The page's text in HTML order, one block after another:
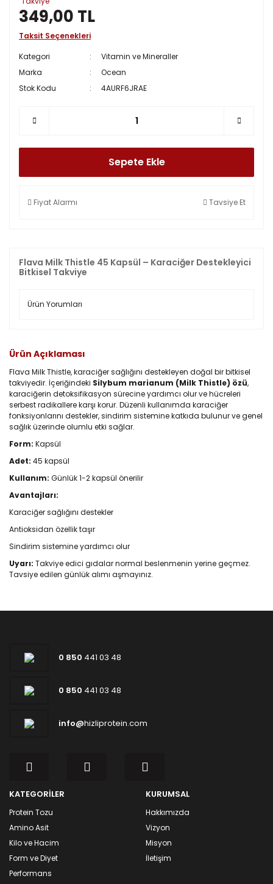
Flava Milk Thistle 45 Kapsül – Karaciğer Destekleyici
Bitkisel Takviye
Ürün Yorumları
349,00 TL
Taksit Seçenekleri
Kategori
Vitamin ve Mineraller
Marka
Ocean
Stok Kodu
4AURF6JRAE
Sepete Ekle
Fiyat Alarmı Tavsiye Et
Ürün Açıklaması
Flava Milk Thistle, karaciğer sağlığını destekleyen doğal bir bitkisel
takviyedir. İçeriğindeki Silybum marianum (Milk Thistle) özü,
karaciğerin detoksifikasyon sürecine yardımcı olur ve hücreleri
serbest radikallere karşı korur. Düzenli kullanımda karaciğer
fonksiyonlarını destekler, sindirim sistemine katkıda bulunur ve genel
sağlık üzerinde olumlu etki sağlar.
Form: Kapsül
Adet: 45 kapsül
Kullanım: Günlük 1-2 kapsül önerilir
Avantajları:
Karaciğer sağlığını destekler
Antioksidan özellik taşır
Sindirim sistemine yardımcı olur
Uyarı: Takviye edici gıdalar normal beslenmenin yerine geçmez.
Tavsiye edilen günlük alımı aşmayınız.
0 850 441 03 48
0 850 441 03 48
info@hizliprotein.com
KATEGORİLER
Protein Tozu
Amino Asit
Kilo ve Hacim
Form ve Diyet
Performans
KURUMSAL
Hakkımızda
Vizyon
Misyon
İletişim